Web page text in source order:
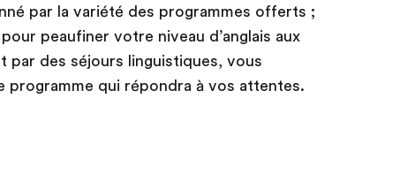
par la variété des programmes offerts ;
peaufiner votre niveau d’anglais aux
par des séjours linguistiques, vous
qui répondra à vos attentes.